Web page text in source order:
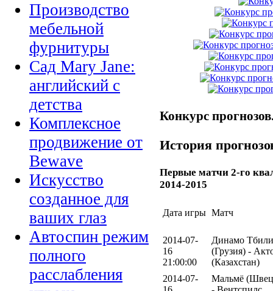
Производство
мебельной
фурнитуры
Сад Mary Jane:
английский с
детства
Комплексное
продвижение от
Bewave
Искусство
созданное для
ваших глаз
Автоспин режим
полного
расслабления
Конкурс
История
Первые матчи 2-го
2014-2015
Дата игры Матч
2014-07-
16
21:00:00
Динамо
(Грузия) -
(Казахстан)
2014-07-
Мальмё